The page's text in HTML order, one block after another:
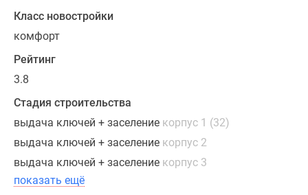
Класс новостройки
комфорт
Рейтинг
3.8
Стадия строительства
выдача ключей + заселение корпус 1 (32)
выдача ключей + заселение корпус 2
выдача ключей + заселение корпус 3
показать ещё